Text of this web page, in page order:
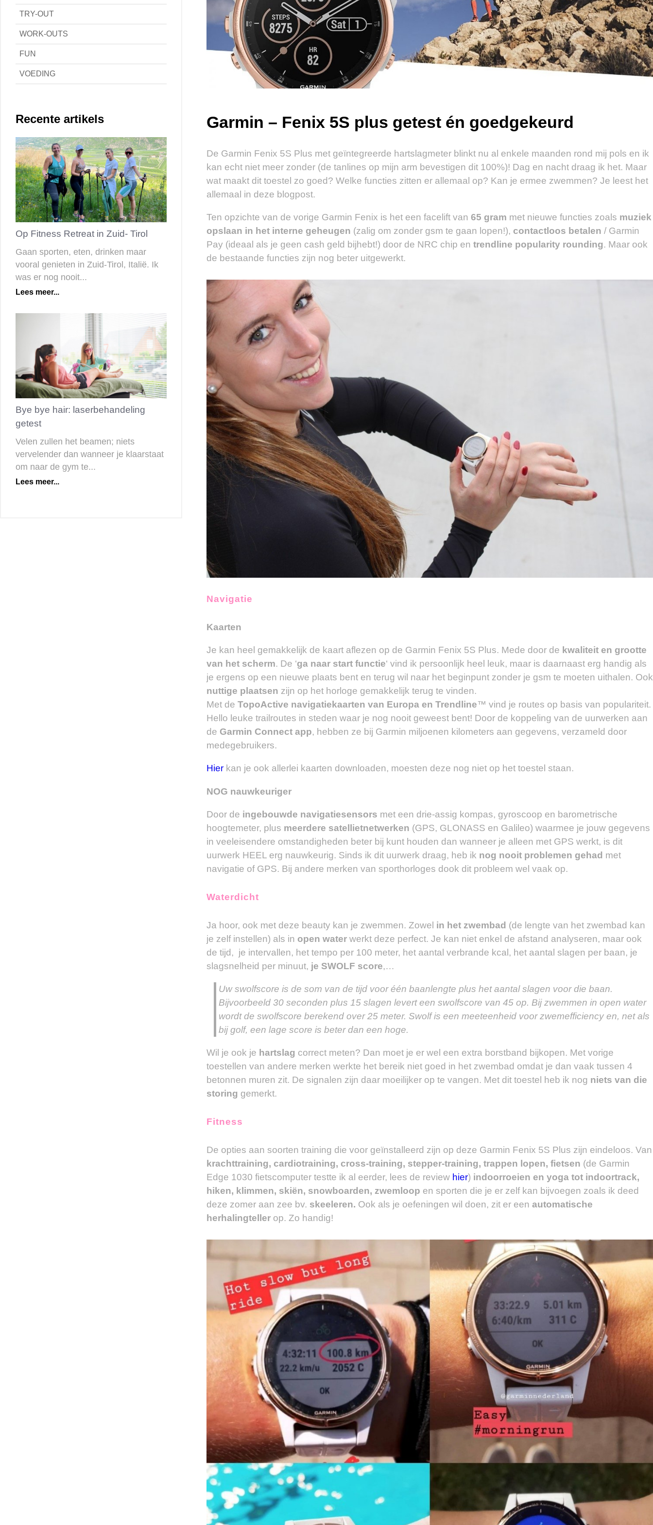
TRY-OUT
WORK-OUTS
FUN
VOEDING
Recente artikels
Op Fitness Retreat in Zuid- Tirol
Gaan sporten, eten, drinken maar
vooral genieten in Zuid-Tirol, Italië. Ik
was er nog nooit...
Lees meer...
Bye bye hair: laserbehandeling
getest
Velen zullen het beamen; niets
vervelender dan wanneer je klaarstaat
om naar de gym te...
Lees meer...
Garmin – Fenix 5S plus getest én goedgekeurd
De Garmin Fenix 5S Plus met geïntegreerde hartslagmeter blinkt nu al enkele maanden rond mij pols en ik
kan echt niet meer zonder (de tanlines op mijn arm bevestigen dit 100%)! Dag en nacht draag ik het. Maar
wat maakt dit toestel zo goed? Welke functies zitten er allemaal op? Kan je ermee zwemmen? Je leest het
allemaal in deze blogpost.
Ten opzichte van de vorige Garmin Fenix is het een facelift van 65 gram met nieuwe functies zoals muziek
opslaan in het interne geheugen (zalig om zonder gsm te gaan lopen!), contactloos betalen / Garmin
Pay (ideaal als je geen cash geld bijhebt!) door de NRC chip en trendline popularity rounding. Maar ook
de bestaande functies zijn nog beter uitgewerkt.
Navigatie
Kaarten
Je kan heel gemakkelijk de kaart aflezen op de Garmin Fenix 5S Plus. Mede door de kwaliteit en grootte
van het scherm. De ‘ga naar start functie‘ vind ik persoonlijk heel leuk, maar is daarnaast erg handig als
je ergens op een nieuwe plaats bent en terug wil naar het beginpunt zonder je gsm te moeten uithalen. Ook
nuttige plaatsen zijn op het horloge gemakkelijk terug te vinden.
Met de TopoActive navigatiekaarten van Europa en Trendline™ vind je routes op basis van populariteit.
Hello leuke trailroutes in steden waar je nog nooit geweest bent! Door de koppeling van de uurwerken aan
de Garmin Connect app, hebben ze bij Garmin miljoenen kilometers aan gegevens, verzameld door
medegebruikers.
Hierkan je ook allerlei kaarten downloaden, moesten deze nog niet op het toestel staan.
NOG nauwkeuriger
Door de ingebouwde navigatiesensors met een drie-assig kompas, gyroscoop en barometrische
hoogtemeter, plus meerdere satellietnetwerken (GPS, GLONASS en Galileo) waarmee je jouw gegevens
in veeleisendere omstandigheden beter bij kunt houden dan wanneer je alleen met GPS werkt, is dit
uurwerk HEEL erg nauwkeurig. Sinds ik dit uurwerk draag, heb ik nog nooit problemen gehad met
navigatie of GPS. Bij andere merken van sporthorloges dook dit probleem wel vaak op.
Waterdicht
Ja hoor, ook met deze beauty kan je zwemmen. Zowel in het zwembad (de lengte van het zwembad kan
je zelf instellen) als in open waterwerkt deze perfect. Je kan niet enkel de afstand analyseren, maar ook
de tijd, je intervallen, het tempo per 100 meter, het aantal verbrande kcal, het aantal slagen per baan, je
slagsnelheid per minuut, je SWOLF score,…
Uw swolfscore is de som van de tijd voor één baanlengte plus het aantal slagen voor die baan.
Bijvoorbeeld 30 seconden plus 15 slagen levert een swolfscore van 45 op. Bij zwemmen in open water
wordt de swolfscore berekend over 25 meter. Swolf is een meeteenheid voor zwemefficiency en, net als
bij golf, een lage score is beter dan een hoge.
Wil je ook je hartslag correct meten? Dan moet je er wel een extra borstband bijkopen. Met vorige
toestellen van andere merken werkte het bereik niet goed in het zwembad omdat je dan vaak tussen 4
betonnen muren zit. De signalen zijn daar moeilijker op te vangen. Met dit toestel heb ik nog niets van die
storing gemerkt.
Fitness
De opties aan soorten training die voor geïnstalleerd zijn op deze Garmin Fenix 5S Plus zijn eindeloos. Van
krachttraining, cardiotraining, cross-training, stepper-training, trappen lopen, fietsen (de Garmin
Edge 1030 fietscomputer testte ik al eerder, lees de review hier) indoorroeien en yoga tot indoortrack,
hiken, klimmen, skiën, snowboarden, zwemloop en sporten die je er zelf kan bijvoegen zoals ik deed
deze zomer aan zee bv. skeeleren. Ook als je oefeningen wil doen, zit er een automatische
herhalingtellerop. Zo handig!